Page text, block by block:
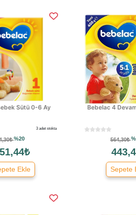
Sütü 0-6 Ay
3 adet stokta
%20
Ekle
Bebelac 4
564,30₺
Sepete